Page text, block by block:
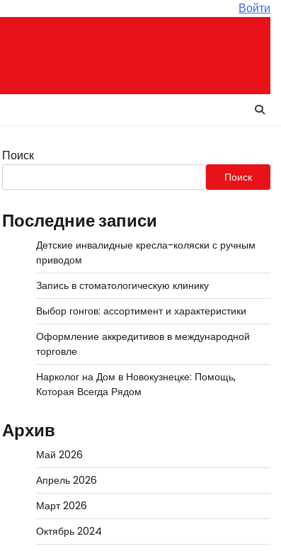
Войти
Поиск
Поиск
Последние записи
Детские инвалидные кресла-коляски с ручным
приводом
Запись в стоматологическую клинику
Выбор гонгов: ассортимент и характеристики
Оформление аккредитивов в международной
торговле
Нарколог на Дом в Новокузнецке: Помощь,
Которая Всегда Рядом
Архив
Май 2026
Апрель 2026
Март 2026
Октябрь 2024